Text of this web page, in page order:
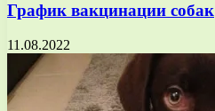
График вакцинации собак
11.08.2022